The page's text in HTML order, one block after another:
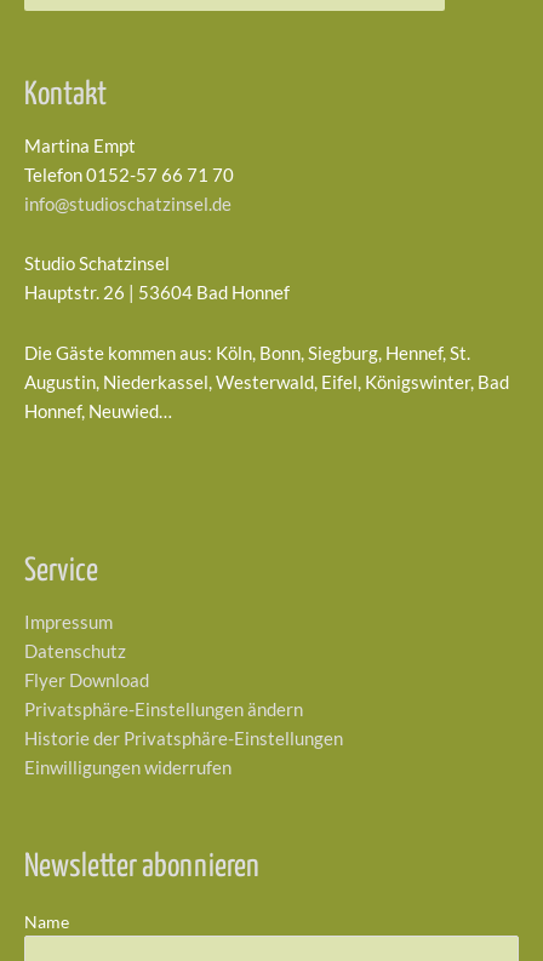
Kontakt
Martina Empt
Telefon 0152-57 66 71 70
info@studioschatzinsel.de
Studio Schatzinsel
Hauptstr. 26 | 53604 Bad Honnef
Die Gäste kommen aus: Köln, Bonn, Siegburg, Hennef, St.
Augustin, Niederkassel, Westerwald, Eifel, Königswinter, Bad
Honnef, Neuwied…
Service
Impressum
Datenschutz
Flyer Download
Privatsphäre-Einstellungen ändern
Historie der Privatsphäre-Einstellungen
Einwilligungen widerrufen
Newsletter abonnieren
Name